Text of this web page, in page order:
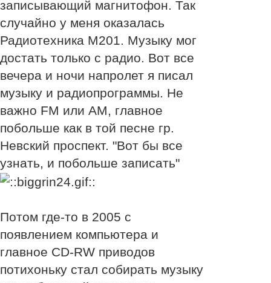
записывающий магнитофон. Так
случайно у меня оказалась
Радиотехника М201. Музыку мог
достать только с радио. Вот все
вечера и ночи напролет я писал
музыку и радиопрограммы. Не
важно FM или AM, главное
побольше как в той песне гр.
Невский проспект. "Вот бы все
узнать, и побольше записать"
Потом где-то в 2005 с
появлением компьютера и
главное CD-RW приводов
потихоньку стал собирать музыку